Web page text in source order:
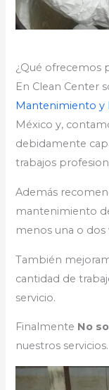
¿Qué ofrecemos
En Clean Center
Mantenimiento y
México y,
debidamente
trabajos
Además
mantenimiento
menos una o dos
También
cantidad de
servicio.
Finalmente No
nuestros servicios.